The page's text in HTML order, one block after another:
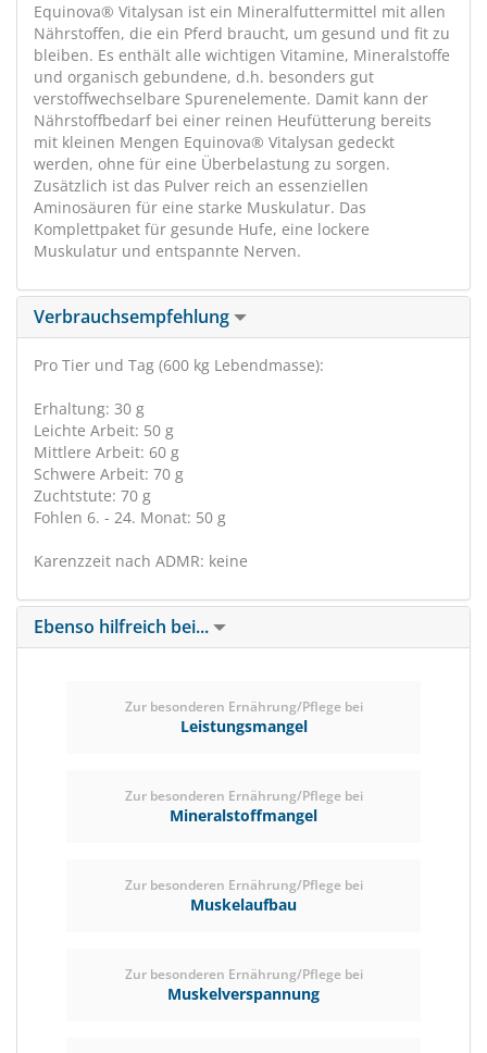
Equinova® Vitalysan ist ein Mineralfuttermittel mit allen
Nährstoffen, die ein Pferd braucht, um gesund und fit zu
bleiben. Es enthält alle wichtigen Vitamine, Mineralstoffe
und organisch gebundene, d.h. besonders gut
verstoffwechselbare Spurenelemente. Damit kann der
Nährstoffbedarf bei einer reinen Heufütterung bereits
mit kleinen Mengen Equinova® Vitalysan gedeckt
werden, ohne für eine Überbelastung zu sorgen.
Zusätzlich ist das Pulver reich an essenziellen
Aminosäuren für eine starke Muskulatur. Das
Komplettpaket für gesunde Hufe, eine lockere
Muskulatur und entspannte Nerven.
Verbrauchsempfehlung
Pro Tier und Tag (600 kg Lebendmasse):
Erhaltung: 30 g
Leichte Arbeit: 50 g
Mittlere Arbeit: 60 g
Schwere Arbeit: 70 g
Zuchtstute: 70 g
Fohlen 6. - 24. Monat: 50 g
Karenzzeit nach ADMR: keine
Ebenso hilfreich bei...
Zur besonderen Ernährung/Pflege bei
Leistungsmangel
Zur besonderen Ernährung/Pflege bei
Mineralstoffmangel
Zur besonderen Ernährung/Pflege bei
Muskelaufbau
Zur besonderen Ernährung/Pflege bei
Muskelverspannung